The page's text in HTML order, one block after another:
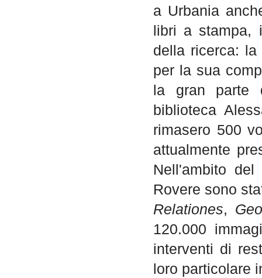
a Urbania
libri a stampa,
della ricerca:
per la sua
la gran parte
biblioteca
rimasero 500
attualmente
Nell'ambito
Rovere sono
Relationes,
120.000
interventi di
loro particolare